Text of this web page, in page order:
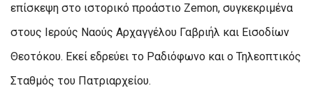
επίσκεψη στο ιστορικό προάστιο Zemon, συγκεκριμένα
στους Ιερούς Ναούς Αρχαγγέλου Γαβριήλ και Εισοδίων
Θεοτόκου. Εκεί εδρεύει το Ραδιόφωνο και ο Τηλεοπτικός
Σταθμός του Πατριαρχείου.